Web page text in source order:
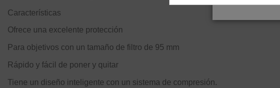
Características
Ofrece una excelente protección
Para objetivos con un tamaño de filtro de 95 mm
Rápido y fácil de poner y quitar
Tiene un diseño inteligente con un sistema de compresión.